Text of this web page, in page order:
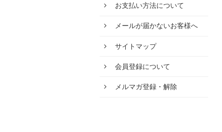
お支払い方法について
メールが届かないお客様へ
サイトマップ
会員登録について
メルマガ登録・解除